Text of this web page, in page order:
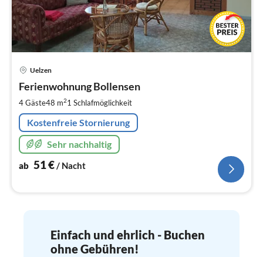
Uelzen
Ferienwohnung Bollensen
4 Gäste48 m21 Schlafmöglichkeit
Kostenfreie Stornierung
Sehr nachhaltig
ab 51€/ Nacht
Einfach und ehrlich - Buchen
ohne Gebühren!